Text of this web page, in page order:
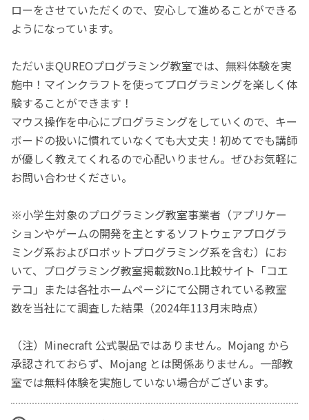
ローをさせていただくので、安心して進めることができる
ようになっています。
ただいまQUREOプログラミング教室では、無料体験を実
施中！マインクラフトを使ってプログラミングを楽しく体
験することができます！
マウス操作を中心にプログラミングをしていくので、キー
ボードの扱いに慣れていなくても大丈夫！初めてでも講師
が優しく教えてくれるので心配いりません。ぜひお気軽に
お問い合わせください。
※小学生対象のプログラミング教室事業者（アプリケー
ションやゲームの開発を主とするソフトウェアプログラ
ミング系およびロボットプログラミング系を含む）にお
いて、プログラミング教室掲載数No.1比較サイト「コエ
テコ」または各社ホームページにて公開されている教室
数を当社にて調査した結果（2024年113月末時点）
（注）Minecraft 公式製品ではありません。Mojang から
承認されておらず、Mojang とは関係ありません。一部教
室では無料体験を実施していない場合がございます。